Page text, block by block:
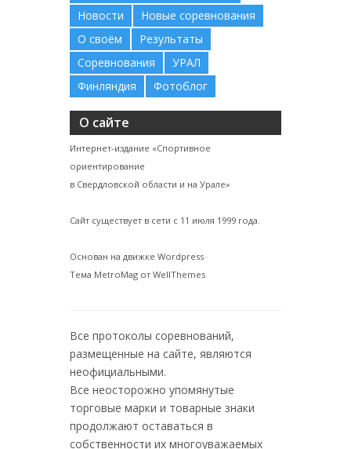
Новости
Новые соревнования
О своём
Результаты
Соревнования
УРАЛ
Финляндия
Фотоблог
О сайте
Интернет-издание «Спортивное
ориентирование
в Свердловской области и на Урале»
Сайт существует в сети с 11 июля 1999 года.
Основан на движке Wordpress
Тема MetroMag от WellThemes
Все протоколы соревнований,
размещенные на сайте, являются
неофициальными.
Все неосторожно упомянутые
торговые марки и товарные знаки
продолжают оставаться в
собственности их многоуважаемых